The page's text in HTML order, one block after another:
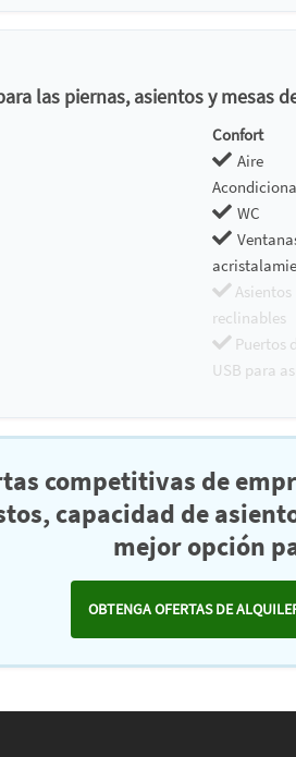
las piernas, asientos y mesas
Confort
Aire
WC
Asientos
reclinables
Puertos
USB para
competitivas de
capacidad de
mejor opción
OBTENGA OFERTAS DE